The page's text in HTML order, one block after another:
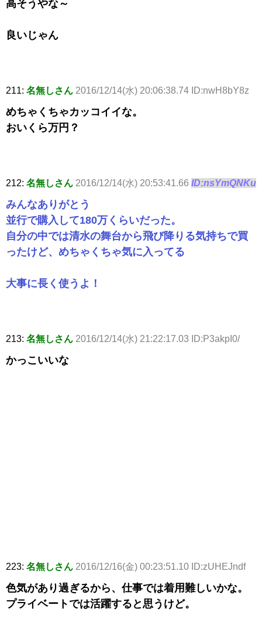
高そうやな～
良いじゃん
211: 名無しさん 2016/12/14(水) 20:06:38.74 ID:nwH8bY8z
めちゃくちゃカッコイイな。
おいくら万円？
212: 名無しさん 2016/12/14(水) 20:53:41.66 ID:nsYmQNKu
みんなありがとう
並行で購入して180万くらいだった。
自分の中では清水の舞台から飛び降りる気持ちで買
ったけど、めちゃくちゃ気に入ってる
大事に長く使うよ！
213: 名無しさん 2016/12/14(水) 21:22:17.03 ID:P3akpI0/
かっこいいな
223: 名無しさん 2016/12/16(金) 00:23:51.10 ID:zUHEJndf
色気があり過ぎるから、仕事では着用難しいかな。
プライベートでは活躍すると思うけど。